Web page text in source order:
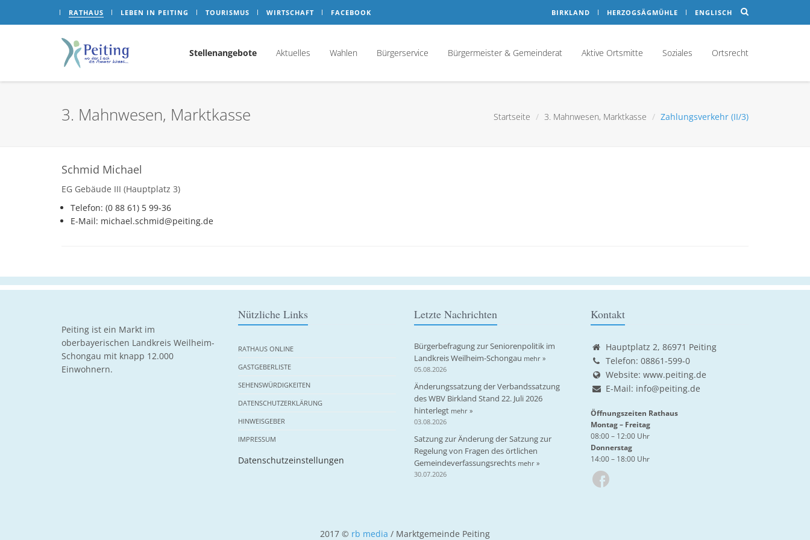
RATHAUS LEBEN IN PEITING TOURISMUS WIRTSCHAFT FACEBOOK BIRKLAND HERZOGSÄGMÜHLE ENGLISCH
Stellenangebote Aktuelles Wahlen Bürgerservice Bürgermeister & Gemeinderat Aktive Ortsmitte Soziales Ortsrecht
3. Mahnwesen, Marktkasse Startseite 3. Mahnwesen, Marktkasse Zahlungsverkehr (II/3)
Schmid Michael
EG Gebäude III (Hauptplatz 3)
Telefon: (0 88 61) 5 99-36
E-Mail: michael.schmid@peiting.de
Peiting ist ein Markt im
oberbayerischen Landkreis Weilheim-
Schongau mit knapp 12.000
Einwohnern.
Nützliche Links
RATHAUS ONLINE
GASTGEBERLISTE
SEHENSWÜRDIGKEITEN
DATENSCHUTZERKLÄRUNG
HINWEISGEBER
IMPRESSUM
Datenschutzeinstellungen
Letzte Nachrichten
Bürgerbefragung zur Seniorenpolitik im
Landkreis Weilheim-Schongau mehr »
05.08.2026
Änderungssatzung der Verbandssatzung
des WBV Birkland Stand 22. Juli 2026
hinterlegt mehr »
03.08.2026
Satzung zur Änderung der Satzung zur
Regelung von Fragen des örtlichen
Gemeindeverfassungsrechts mehr »
30.07.2026
Kontakt
Hauptplatz 2, 86971 Peiting
Telefon: 08861-599-0
Website: www.peiting.de
E-Mail: info@peiting.de
Öffnungszeiten Rathaus
Montag – Freitag
08:00 – 12:00 Uhr
Donnerstag
14:00 – 18:00 Uhr
2017 © rb media / Marktgemeinde Peiting